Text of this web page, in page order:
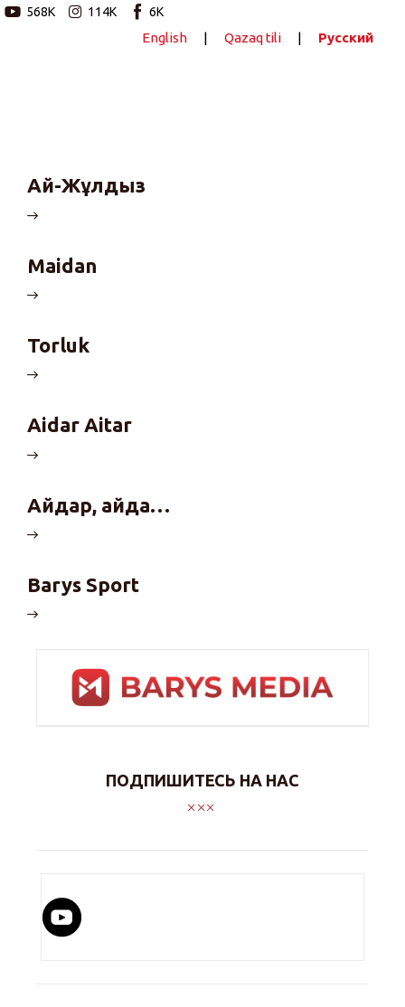
568K 114K 6K
English | Qazaq tili | Русский
Новостной портал
Barys Sport
Ай-Жұлдыз
Maidan
Torluk
Aidar Aitar
Айдар, айда…
Barys Sport
ПОДПИШИТЕСЬ НА НАС